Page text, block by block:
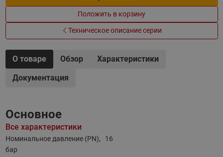
Положить в корзину
Техническое описание серии
О товаре Обзор
Характеристики
Документация
Основное
Все характеристики
Номинальное давление (PN),
бар
16